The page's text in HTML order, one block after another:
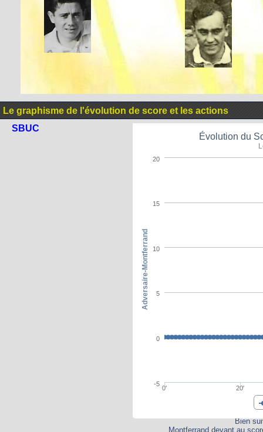
Le graphisme de l'évolution de score et les actions
SBUC
Évolution du
0' 20'
0
10
-5
5
15
20
Adversaire-Montferrand
Bien
Montferrand devant au